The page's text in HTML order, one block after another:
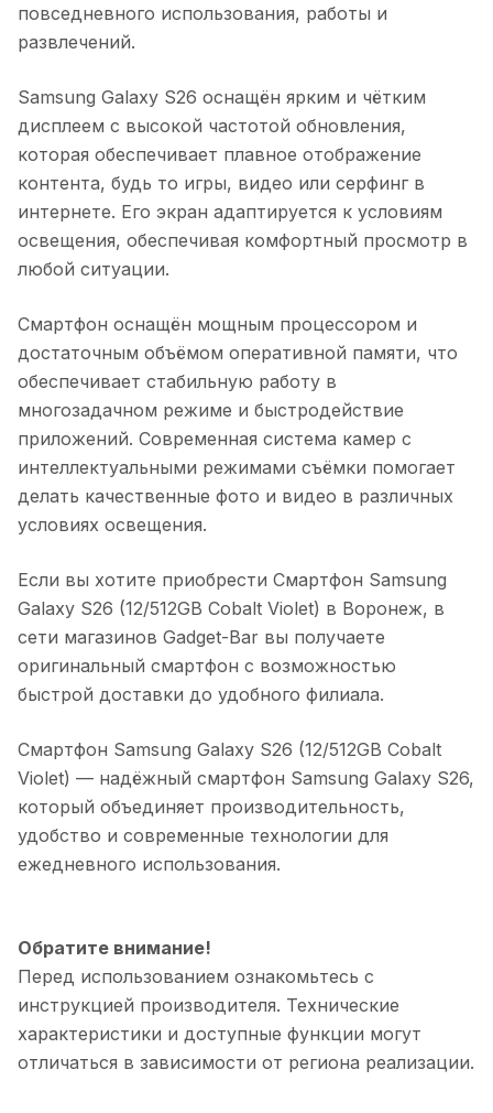
повседневного использования, работы и
развлечений.
Samsung Galaxy S26 оснащён ярким и чётким
дисплеем с высокой частотой обновления,
которая обеспечивает плавное отображение
контента, будь то игры, видео или серфинг в
интернете. Его экран адаптируется к условиям
освещения, обеспечивая комфортный просмотр в
любой ситуации.
Смартфон оснащён мощным процессором и
достаточным объёмом оперативной памяти, что
обеспечивает стабильную работу в
многозадачном режиме и быстродействие
приложений. Современная система камер с
интеллектуальными режимами съёмки помогает
делать качественные фото и видео в различных
условиях освещения.
Если вы хотите приобрести Смартфон Samsung
Galaxy S26 (12/512GB Cobalt Violet) в Воронеж, в
сети магазинов Gadget-Bar вы получаете
оригинальный смартфон с возможностью
быстрой доставки до удобного филиала.
Смартфон Samsung Galaxy S26 (12/512GB Cobalt
Violet) — надёжный смартфон Samsung Galaxy S26,
который объединяет производительность,
удобство и современные технологии для
ежедневного использования.
Обратите внимание!
Перед использованием ознакомьтесь с
инструкцией производителя. Технические
характеристики и доступные функции могут
отличаться в зависимости от региона реализации.